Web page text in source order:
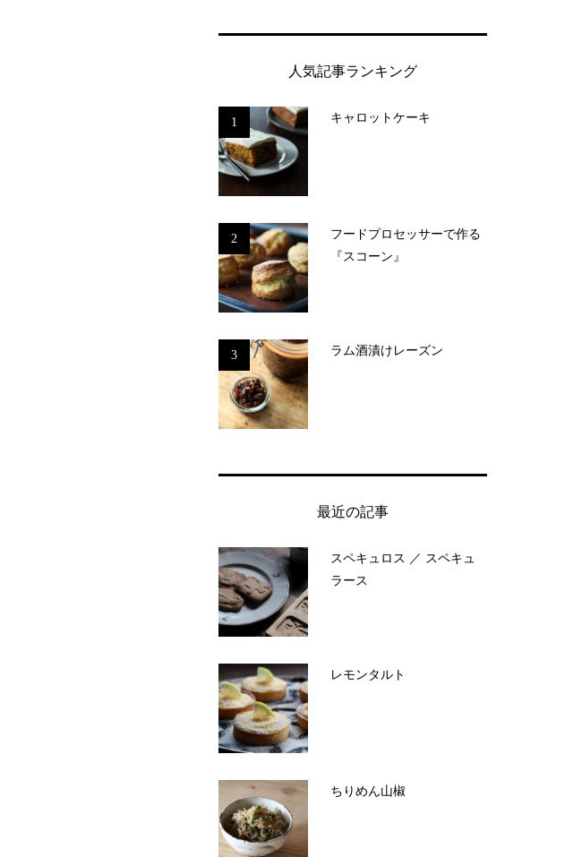
人気記事ランキング
1 キャロットケーキ
2
フードプロセッサーで作る
『スコーン』
3 ラム酒漬けレーズン
最近の記事
スペキュロス ／ スペキュ
ラース
レモンタルト
ちりめん山椒